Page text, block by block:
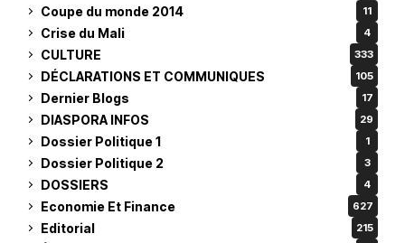
Coupe du monde 2014 11
Crise du Mali 4
CULTURE 333
DÉCLARATIONS ET COMMUNIQUES 105
Dernier Blogs 17
DIASPORA INFOS 29
Dossier Politique 1 1
Dossier Politique 2 3
DOSSIERS 4
Economie Et Finance 627
Editorial 215